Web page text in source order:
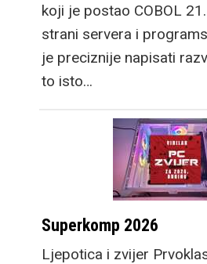
koji je postao COBOL
strani servera i
je preciznije napisati
to isto…
Superkomp 2026
Ljepotica i zvijer